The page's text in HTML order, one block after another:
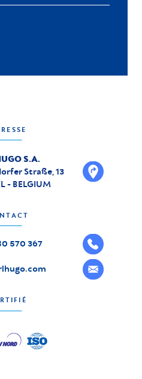
S.A.
Straße, 13
- BELGIUM
570 367